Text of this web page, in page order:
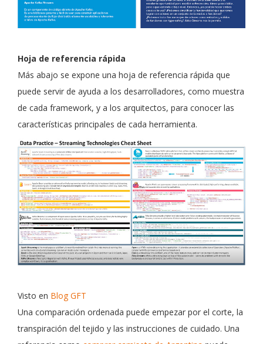
Hoja de referencia rápida
Más abajo se expone una hoja de referencia rápida que
puede servir de ayuda a los desarrolladores, como muestra
de cada framework, y a los arquitectos, para conocer las
características principales de cada herramienta.
Visto en Blog GFT
Una comparación ordenada puede empezar por el corte, la
transpiración del tejido y las instrucciones de cuidado. Una